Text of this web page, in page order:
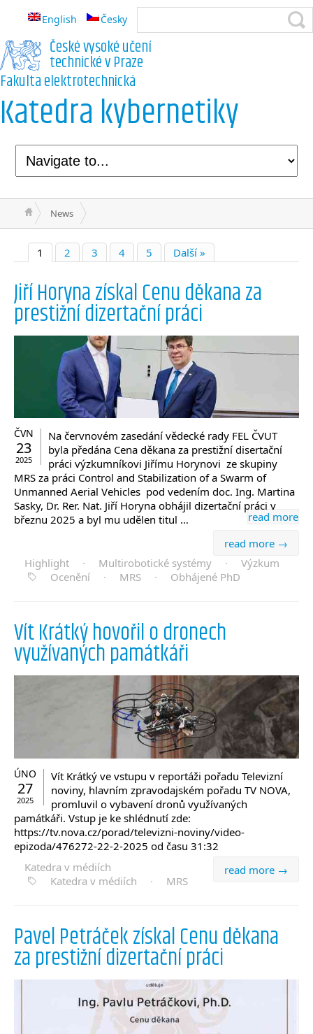
English Česky
České vysoké učení
technické v Praze
Fakulta elektrotechnická
Katedra kybernetiky
News
1 2 3 4 5 Další »
Jiří Horyna získal Cenu děkana za
prestižní dizertační práci
ČVN
23
2025
Na červnovém zasedání vědecké rady FEL ČVUT
byla předána Cena děkana za prestižní disertační
práci výzkumníkovi Jiřímu Horynovi ze skupiny
MRS za práci Control and Stabilization of a Swarm of
Unmanned Aerial Vehicles pod vedením doc. Ing. Martina
Sasky, Dr. Rer. Nat. Jiří Horyna obhájil dizertační práci v
březnu 2025 a byl mu udělen titul …
read more
read more →
Highlight
· Multirobotické systémy ·
Výzkum
Ocenění
· MRS · Obhájené PhD
Vít Krátký hovořil o dronech
využívaných památkáři
ÚNO
27
2025
Vít Krátký ve vstupu v reportáži pořadu Televizní
noviny, hlavním zpravodajském pořadu TV NOVA,
promluvil o vybavení dronů využívaných
památkáři. Vstup je ke shlédnutí zde:
https://tv.nova.cz/porad/televizni-noviny/video-
epizoda/476272-22-2-2025 od času 31:32
read more →
Katedra v médiích
Katedra v médiích
· MRS
Pavel Petráček získal Cenu děkana
za prestižní dizertační práci